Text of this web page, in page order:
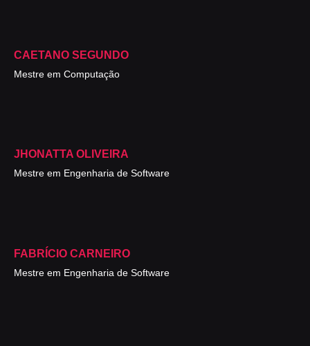
CAETANO SEGUNDO
Mestre em Computação
JHONATTA OLIVEIRA
Mestre em Engenharia de Software
FABRÍCIO CARNEIRO
Mestre em Engenharia de Software